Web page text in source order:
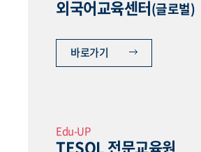
외국어교육센터(글로벌)
바로가기
Edu-UP
TESOL 전문교육원